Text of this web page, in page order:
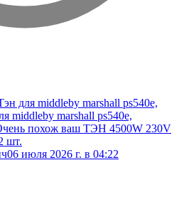
для middleby marshall ps540e,
middleby marshall ps540e,
похож ваш ТЭН 4500W 230V
шт.
06 июля 2026 г. в 04:22